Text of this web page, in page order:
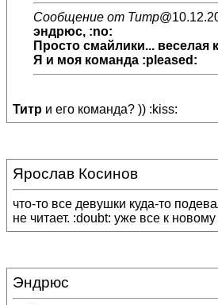
Сообщение от Титр
эндрюс, :no:
Просто смайлики... веселая
Я и моя команда :pleased:
Титр и его команда? )) :kiss:
Ярослав Косинов
что-то все девушки куда-то
не читает. :doubt: уже все к
Эндрюс